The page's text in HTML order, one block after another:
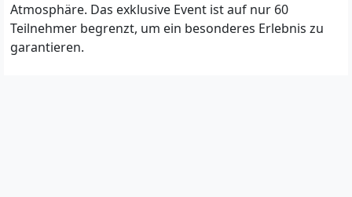
Atmosphäre. Das exklusive Event ist auf nur 60
Teilnehmer begrenzt, um ein besonderes Erlebnis zu
garantieren.